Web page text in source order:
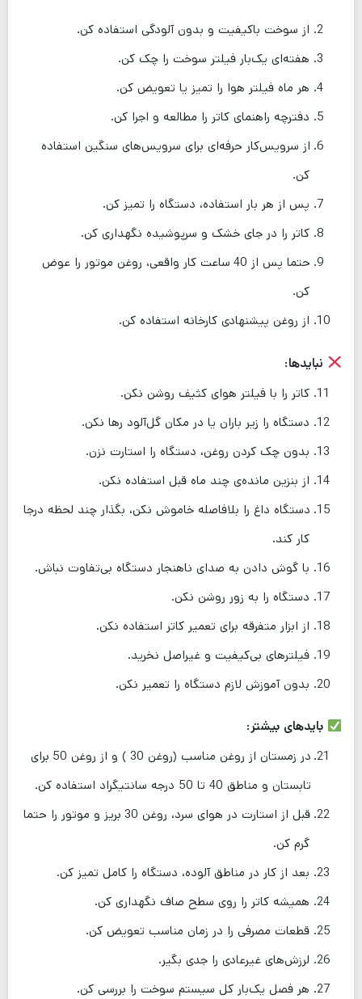
از سوخت باکیفیت و بدون آلودگی استفاده کن.
هفته‌ای یک‌بار فیلتر سوخت را چک کن.
هر ماه فیلتر هوا را تمیز یا تعویض کن.
دفترچه راهنمای کاتر را مطالعه و اجرا کن.
کن.
پس از هر بار استفاده، دستگاه را تمیز کن.
کاتر را در جای خشک و سرپوشیده نگهداری کن.
کن.
از روغن پیشنهادی کارخانه استفاده کن.
نبایدها:
کاتر را با فیلتر هوای کثیف روشن نکن.
دستگاه را زیر باران یا در مکان گل‌آلود رها نکن.
بدون چک کردن روغن، دستگاه را استارت نزن.
از بنزین مانده‌ی چند ماه قبل استفاده نکن.
کار کند.
با گوش دادن به صدای ناهنجار دستگاه بی‌تفاوت نباش.
دستگاه را به زور روشن نکن.
از ابزار متفرقه برای تعمیر کاتر استفاده نکن.
فیلترهای بی‌کیفیت و غیراصل نخرید.
بدون آموزش لازم دستگاه را تعمیر نکن.
بایدهای بیشتر:
تابستان و مناطق 40 تا 50 درجه سانتیگراد استفاده کن.
گرم کن.
بعد از کار در مناطق آلوده، دستگاه را کامل تمیز کن.
همیشه کاتر را روی سطح صاف نگهداری کن.
قطعات مصرفی را در زمان مناسب تعویض کن.
لرزش‌های غیرعادی را جدی بگیر.
هر فصل یک‌بار کل سیستم سوخت را بررسی کن.